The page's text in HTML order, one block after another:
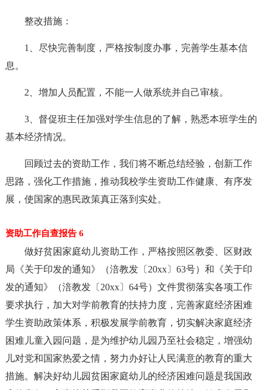
整改措施：
1、尽快完善制度，严格按制度办事，完善学生基本信
息。
2、增加人员配置，不能一人做系统并自己审核。
3、督促班主任加强对学生信息的了解，熟悉本班学生的
基本经济情况。
回顾过去的资助工作，我们将不断总结经验，创新工作
思路，强化工作措施，推动我校学生资助工作健康、有序发
展，使国家的惠民政策真正落到实处。
资助工作自查报告 6
做好贫困家庭幼儿资助工作，严格按照区教委、区财政
局《关于印发的通知》（涪教发〔20xx〕63号）和《关于印
发的通知》（涪教发〔20xx〕64号）文件贯彻落实各项工作
要求执行，加大对学前教育的扶持力度，完善家庭经济困难
学生资助政策体系，积极发展学前教育，切实解决家庭经济
困难儿童入园问题，是为维护幼儿园乃至社会稳定，增强幼
儿对党和国家热爱之情，努力办好让人民满意的教育的重大
措施。解决好幼儿园贫困家庭幼儿的经济困难问题是我国政